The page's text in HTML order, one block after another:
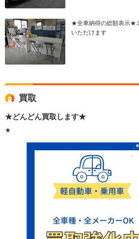
★全車納得の総額表示★
いただけます
買取
★どんどん買取します★
★